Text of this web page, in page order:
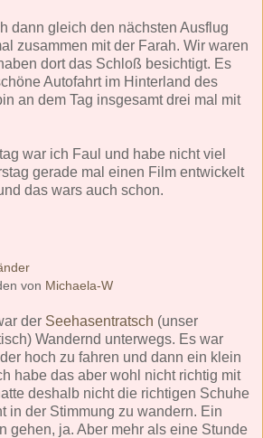
dann gleich den nächsten Ausflug
zusammen mit der Farah. Wir waren
dort das Schloß besichtigt. Es
Autofahrt im Hinterland des
an dem Tag insgesamt drei mal mit
war ich Faul und habe nicht viel
gerade mal einen Film entwickelt
das wars auch schon.
von Michaela-W
der Seehasentratsch (unser
Wandernd unterwegs. Es war
hoch zu fahren und dann ein klein
habe das aber wohl nicht richtig mit
deshalb nicht die richtigen Schuhe
in der Stimmung zu wandern. Ein
gehen, ja. Aber mehr als eine Stunde